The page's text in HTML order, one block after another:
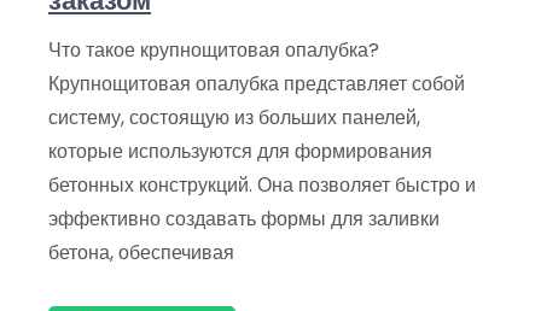
Что такое крупнощитовая опалубка?
Крупнощитовая опалубка представляет собой
систему, состоящую из больших панелей,
которые используются для формирования
бетонных конструкций. Она позволяет быстро и
эффективно создавать формы для заливки
бетона, обеспечивая